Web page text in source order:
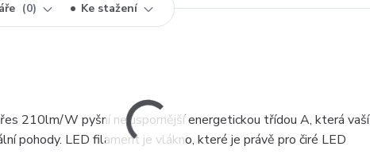
0 Ke stažení
210lm/W pyšní nejúspornější energetickou třídou A, která vaší
pohody. LED filament je vlákno, které je právě pro čiré LED